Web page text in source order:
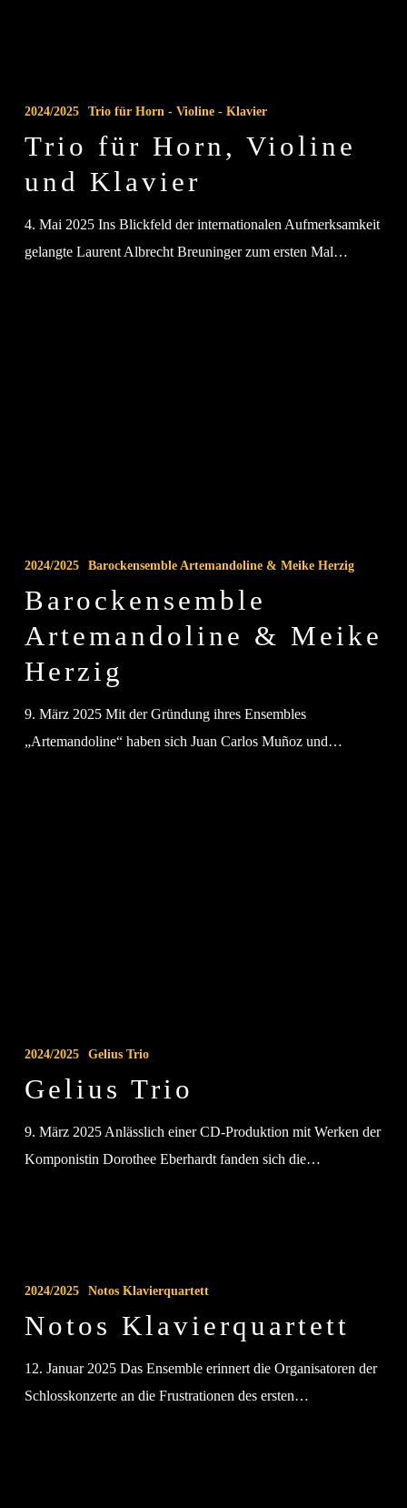
für
Violine
und
2024/2025 Trio für Horn - Violine - Klavier
Trio für Horn, Violine
und Klavier
4. Mai 2025 Ins Blickfeld der internationalen Aufmerksamkeit
gelangte Laurent Albrecht Breuninger zum ersten Mal…
Artemandoline
Meike
Herzig
2024/2025 Barockensemble Artemandoline & Meike Herzig
Barockensemble
Artemandoline & Meike
Herzig
9. März 2025 Mit der Gründung ihres Ensembles
„Artemandoline“ haben sich Juan Carlos Muñoz und…
Trio
2024/2025 Gelius Trio
Gelius Trio
9. März 2025 Anlässlich einer CD-Produktion mit Werken der
Komponistin Dorothee Eberhardt fanden sich die…
Klavierquartett
2024/2025 Notos Klavierquartett
Notos Klavierquartett
12. Januar 2025 Das Ensemble erinnert die Organisatoren der
Schlosskonzerte an die Frustrationen des ersten…